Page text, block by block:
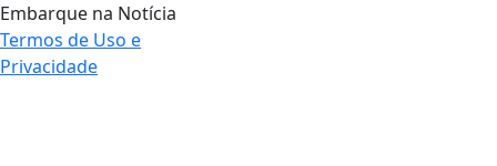
Embarque na Notícia
Termos de Uso e
Privacidade